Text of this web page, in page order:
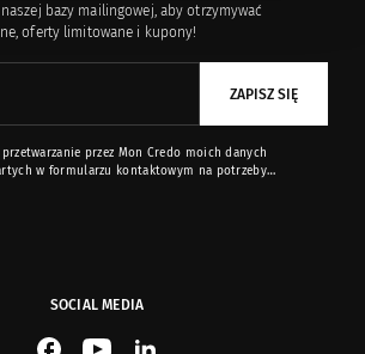
bazy mailingowej, aby otrzymywać
oferty limitowane i kupony!
ZAPISZ SIĘ
przetwarzanie przez Mon Credo moich danych
w formularzu kontaktowym na potrzeby
marketingowych dotyczących produktów i usług
SOCIAL MEDIA
See our Facebook
See our YouTube channel
See our LinkedIn